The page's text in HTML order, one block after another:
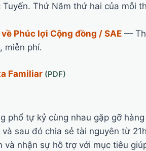
Thứ Năm thứ hai của mỗi
Phúc lợi Cộng đồng / SAE —
miễn phí.
Familiar
phổ tự kỷ cùng nhau gặp gỡ
sau đó chia sẻ tài nguyên từ
nhận sự hỗ trợ với mục tiêu